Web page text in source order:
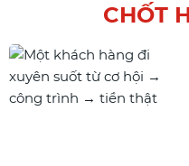
CHỐT